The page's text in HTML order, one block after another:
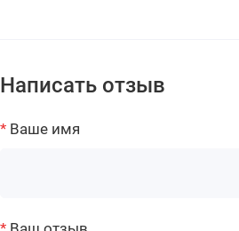
Написать отзыв
Ваше имя